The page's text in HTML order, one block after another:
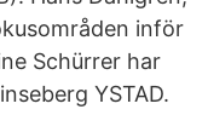
inför
Schürrer har
YSTAD.